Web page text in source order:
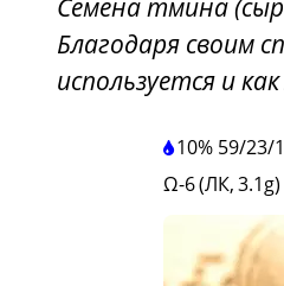
Семена тмина
Благодаря своим
используется и
10% 59/23/
Ω-6 (ЛК, 3.1g)